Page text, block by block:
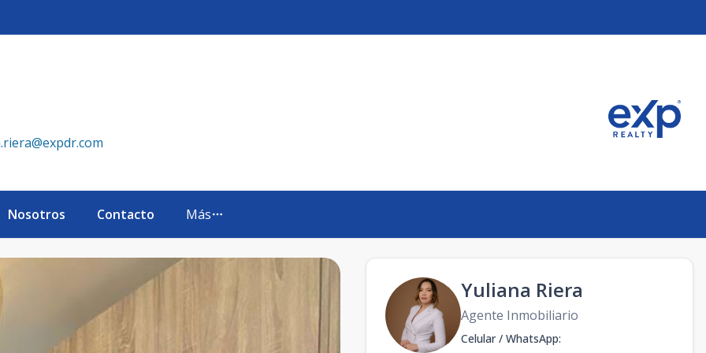
Nosotros Contacto Más
Yuliana Riera
Agente Inmobiliario
Celular / WhatsApp:
- eXp Realty República Dominicana